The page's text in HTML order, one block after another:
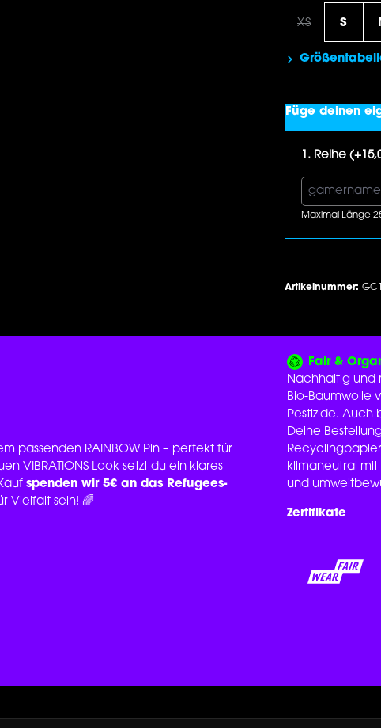
XS S
Füge deinen
1. Reihe
Maximal Länge
Artikelnummer:
passenden RAINBOW Pin – perfekt für
VIBRATIONS Look setzt du ein klares
spenden wir 5€ an das Refugees-
Vielfalt sein! 🌈
Fair &
Nachhaltig und
Bio-Baumwolle
Pestizide. Auch
Deine
klimaneutral mit
und
Zertifikate